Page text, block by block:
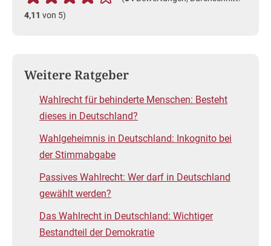
4,11 von 5)
Weitere Ratgeber
Wahlrecht für behinderte Menschen: Besteht
dieses in Deutschland?
Wahlgeheimnis in Deutschland: Inkognito bei
der Stimmabgabe
Passives Wahlrecht: Wer darf in Deutschland
gewählt werden?
Das Wahlrecht in Deutschland: Wichtiger
Bestandteil der Demokratie